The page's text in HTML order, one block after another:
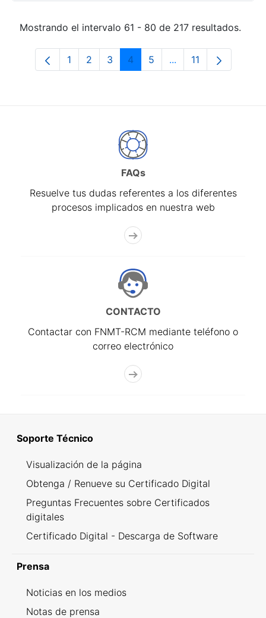
Mostrando el intervalo 61 - 80 de 217 resultados.
Página
1 Página
2 Página
3 Página
4 Página
5 ...Páginas intermedias
Página
11
FAQs
Resuelve tus dudas referentes a los diferentes
procesos implicados en nuestra web
CONTACTO
Contactar con FNMT-RCM mediante teléfono o
correo electrónico
Soporte Técnico
Visualización de la página
Obtenga / Renueve su Certificado Digital
Preguntas Frecuentes sobre Certificados
digitales
Certificado Digital - Descarga de Software
Prensa
Noticias en los medios
Notas de prensa